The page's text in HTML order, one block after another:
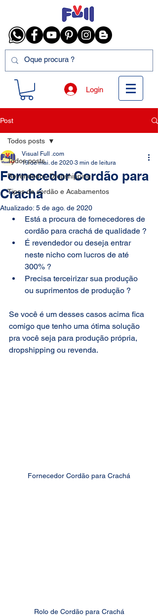
Login
Post
Todos posts
Revendedor, Dropshipping
Tipos de cordão e Acabamentos
Todos posts
Fornecedor Cordão para
Crachá
Visual Full .com
19 de mai. de 2020 3 min de leitura
Atualizado: 5 de ago. de 2020
Está a procura de fornecedores de
cordão para crachá de qualidade ?
É revendedor ou deseja entrar
neste nicho com lucros de até
300% ?
Precisa terceirizar sua produção
ou suprimentos de produção ?
Se você é um desses casos acima fica
comigo que tenho uma ótima solução
pra você seja para produção própria,
dropshipping ou revenda.
Fornecedor Cordão para Crachá
Rolo de Cordão para Crachá